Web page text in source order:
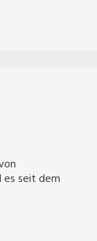
es seit dem